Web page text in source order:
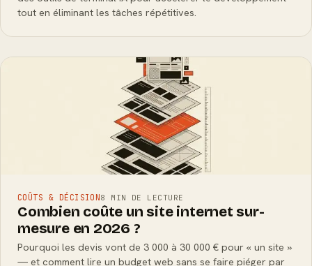
tout en éliminant les tâches répétitives.
COÛTS & DÉCISION8 MIN DE LECTURE
Combien coûte un site internet sur-
mesure en 2026 ?
Pourquoi les devis vont de 3 000 à 30 000 € pour « un site »
— et comment lire un budget web sans se faire piéger par